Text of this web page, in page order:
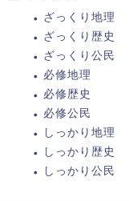
ざっくり地理
ざっくり歴史
ざっくり公民
必修地理
必修歴史
必修公民
しっかり地理
しっかり歴史
しっかり公民